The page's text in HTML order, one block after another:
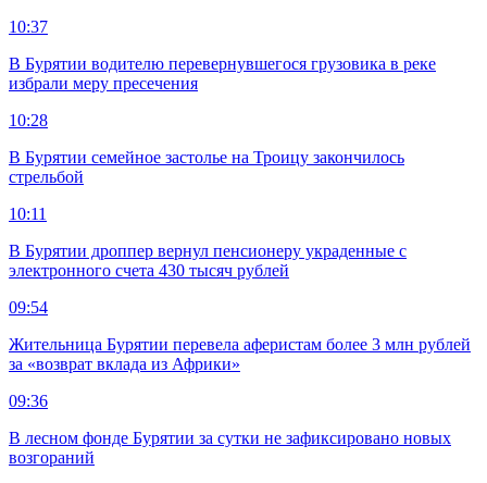
10:37
В Бурятии водителю перевернувшегося грузовика в реке
избрали меру пресечения
10:28
В Бурятии семейное застолье на Троицу закончилось
стрельбой
10:11
В Бурятии дроппер вернул пенсионеру украденные с
электронного счета 430 тысяч рублей
09:54
Жительница Бурятии перевела аферистам более 3 млн рублей
за «возврат вклада из Африки»
09:36
В лесном фонде Бурятии за сутки не зафиксировано новых
возгораний